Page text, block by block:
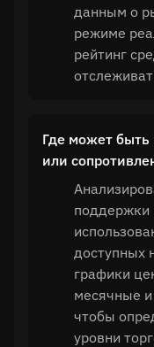
данным о
режиме
рейтинг
Где может
или
поддержки
доступных
графики
месячные
чтобы
уровни